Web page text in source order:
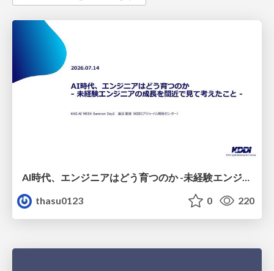
thasu0123
0 220